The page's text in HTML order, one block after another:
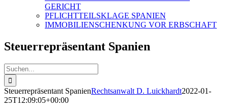
GERICHT
PFLICHTTEILSKLAGE SPANIEN
IMMOBILIENSCHENKUNG VOR ERBSCHAFT
Steuerrepräsentant Spanien
Suche
nach:
Steuerrepräsentant SpanienRechtsanwalt D. Luickhardt2022-01-
25T12:09:05+00:00